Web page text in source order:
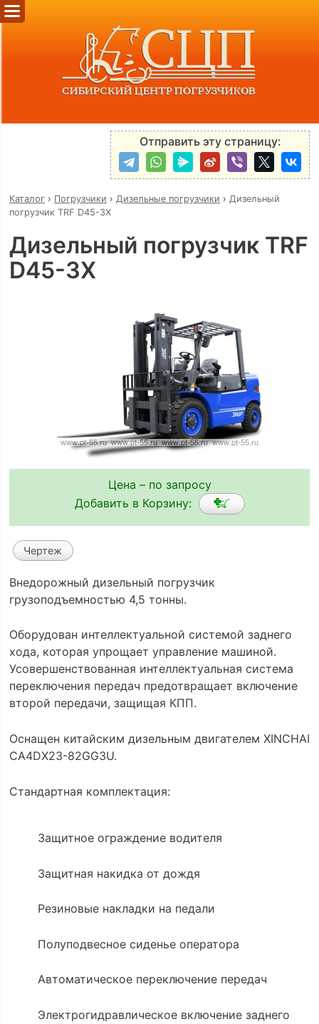
Отправить эту страницу:
Каталог› Погрузчики › Дизельные погрузчики › Дизельный
погрузчик TRF D45-3X
Дизельный погрузчик TRF
D45-3X
Цена – по запросу
Добавить в Корзину:
Чертеж
Внедорожный дизельный погрузчик
грузоподъемностью 4,5 тонны.
Оборудован интеллектуальной системой заднего
хода, которая упрощает управление машиной.
Усовершенствованная интеллектуальная система
переключения передач предотвращает включение
второй передачи, защищая КПП.
Оснащен китайским дизельным двигателем XINCHAI
CA4DX23-82GG3U.
Стандартная комплектация:
Защитное ограждение водителя
Защитная накидка от дождя
Резиновые накладки на педали
Полуподвесное сиденье оператора
Автоматическое переключение передач
Электрогидравлическое включение заднего